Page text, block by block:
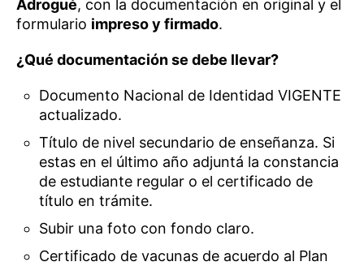
Adrogué, con la documentación en original y el
formulario impreso y firmado.
¿Qué documentación se debe llevar?
Documento Nacional de Identidad VIGENTE
actualizado.
Título de nivel secundario de enseñanza. Si
estas en el último año adjuntá la constancia
de estudiante regular o el certificado de
título en trámite.
Subir una foto con fondo claro.
Certificado de vacunas de acuerdo al Plan